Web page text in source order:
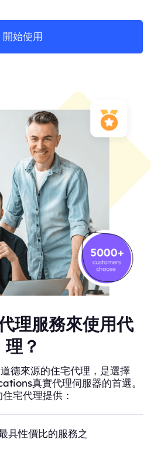
開始使用
理服務來使用代
理？
德來源的住宅代理，是選擇
真實代理伺服器的首選。
宅代理提供：
具性價比的服務之